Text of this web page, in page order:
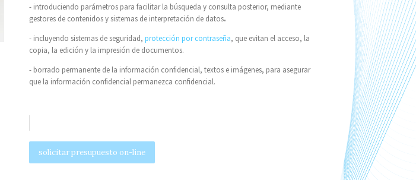
- introduciendo parámetros para facilitar la búsqueda y consulta posterior, mediante
gestores de contenidos y sistemas de interpretación de datos.
- incluyendo sistemas de seguridad, protección por contraseña, que evitan el acceso, la
copia, la edición y la impresión de documentos.
- borrado permanente de la información confidencial, textos e imágenes, para asegurar
que la información confidencial permanezca confidencial.
solicitar presupuesto on-line